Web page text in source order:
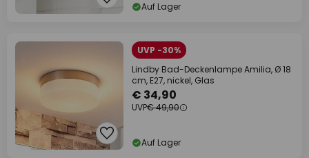
Auf Lager
UVP -30%
Lindby Bad-Deckenlampe Amilia, Ø 18
cm, E27, nickel, Glas
€ 34,90
UVP€ 49,90
Auf Lager